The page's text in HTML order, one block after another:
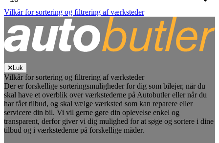
Vilkår for sortering og filtrering af værksteder
Luk
Vilkår for sortering og filtrering af værksteder
Der er forskellige sorteringsmuligheder for dig som bilejer, når du
skal have et overblik over værkstederne på Autobutler eller når du
har fået tilbud, og skal vælge værksted som kan reparere eller
servicere din bil. Vi vil gerne gøre din oplevelse enkel og
transparent, derfor giver vi dig mulighed for at søge og sortere i dine
tilbud og i værkstederne på forskellige måder.